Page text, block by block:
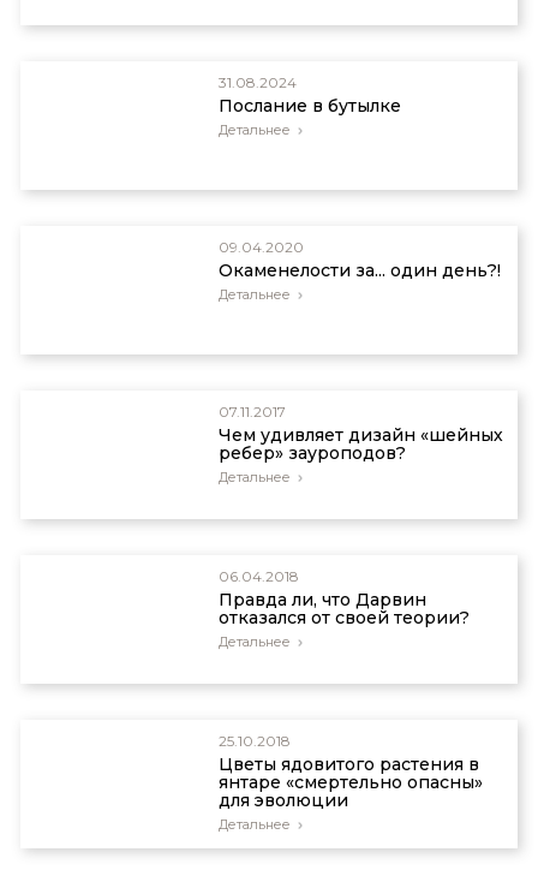
genus after all, Science Daily, 7 April 2015;
31.08.2024
Послание в бутылке
Детальнее
09.04.2020
Окаменелости за... один день?!
Детальнее
07.11.2017
Чем удивляет дизайн «шейных
ребер» зауроподов?
Детальнее
06.04.2018
Правда ли, что Дарвин
отказался от своей теории?
Детальнее
25.10.2018
Цветы ядовитого растения в
янтаре «смертельно опасны»
для эволюции
Детальнее